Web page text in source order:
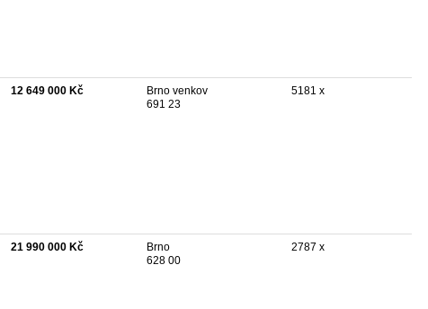
12 649 000 Kč
Brno venkov
691 23
5181 x
21 990 000 Kč
Brno
628 00
2787 x